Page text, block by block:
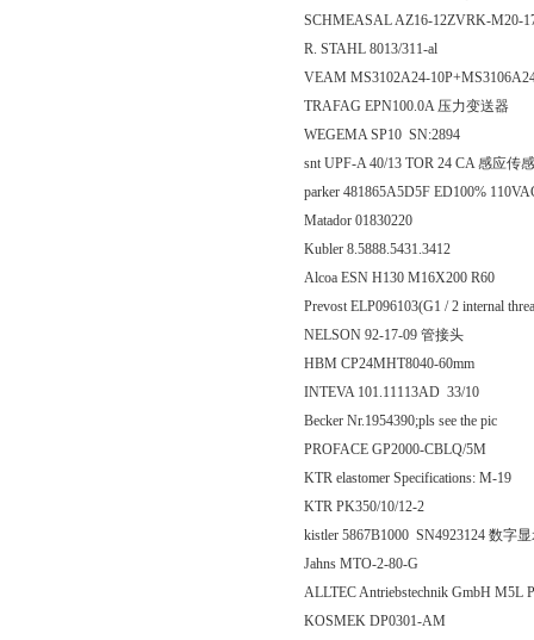
SCHMEASAL AZ16-12ZVRK-M20-
R. STAHL 8013/311-al
VEAM MS3102A24-
TRAFAG EPN100.0A 压力变送器
WEGEMA SP10 SN:2894
snt UPF-A 40/13 TOR 24 CA 感应传
parker 481865A5D5F ED100%
Matador 01830220
Kubler 8.5888.5431.3412
Alcoa ESN H130 M16X200 R60
Prevost ELP096103(G1 / 2 internal
NELSON 92-17-09 管接头
HBM CP24MHT8040-60mm
INTEVA 101.11113AD 33/10
Becker Nr.1954390;pls see the pic
PROFACE GP2000-CBLQ/5M
KTR elastomer Specifications: M-19
KTR PK350/10/12-2
kistler 5867B1000 SN4923124 数字
Jahns MTO-2-80-G
ALLTEC Antriebstechnik GmbH M5L
KOSMEK DP0301-AM